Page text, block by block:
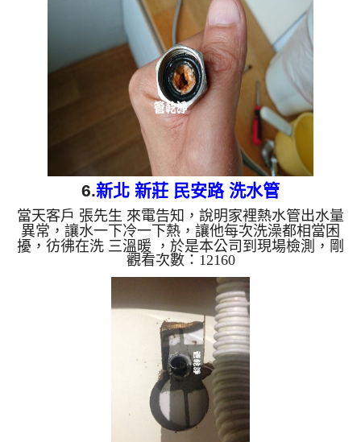
小時後，熱水管就能正常出水，客戶 饒先生 非常快
樂，終於可以安心用水了。 清洗水管, 水管清洗, 洗
水管, 熱水管堵塞, 熱水忽冷忽熱 ...
6.新北 新莊 民安路 洗水管
當天客戶 張先生 來電告知，說明家裡熱水管出水量
異常，讓水一下冷一下熱，讓他每次洗澡都相當困
擾，彷彿在洗 三溫暖 ，於是本公司到現場檢測，剛
拆下軟管，就發現管路有密集鐵鏽，如下圖，本公司
二話不說裝起 水管清洗機 ，並開始 洗水管 ，洗水管
時 髒水不停的從水龍頭噴出，如下影片， 水管清洗
約兩個小時後，熱水管就能正常出水，客戶 張先
生 非常高興，直說洗澡不用再被燙了。 清洗水管,
水管清洗, 洗水管, 熱水管堵塞, 熱水忽冷忽熱 ...
觀看次數：12160